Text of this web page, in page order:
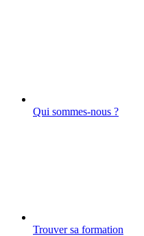
Qui sommes-nous ?
Trouver sa formation